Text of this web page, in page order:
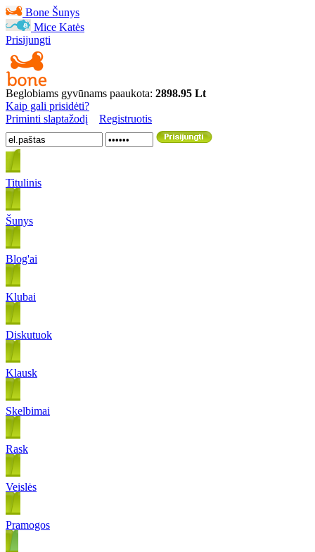
Bone Šunys
Mice Katės
Prisijungti
Beglobiams gyvūnams paaukota: 2898.95 Lt
Kaip gali prisidėti?
Priminti slaptažodį
Registruotis
Titulinis
Šunys
Blog'ai
Klubai
Diskutuok
Klausk
Skelbimai
Rask
Veislės
Pramogos